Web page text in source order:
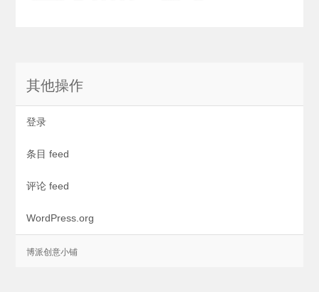
其他操作
登录
条目 feed
评论 feed
WordPress.org